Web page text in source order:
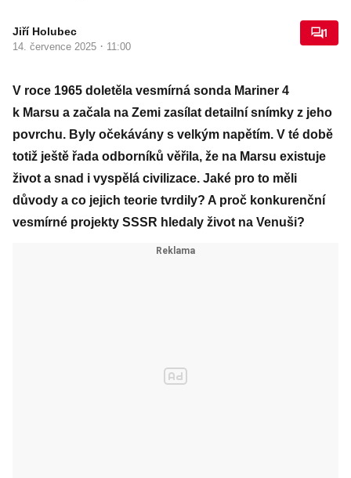
Jiří Holubec
14. července 2025 · 11:00
1
V roce 1965 doletěla vesmírná sonda Mariner 4
k Marsu a začala na Zemi zasílat detailní snímky z jeho
povrchu. Byly očekávány s velkým napětím. V té době
totiž ještě řada odborníků věřila, že na Marsu existuje
život a snad i vyspělá civilizace. Jaké pro to měli
důvody a co jejich teorie tvrdily? A proč konkurenční
vesmírné projekty SSSR hledaly život na Venuši?